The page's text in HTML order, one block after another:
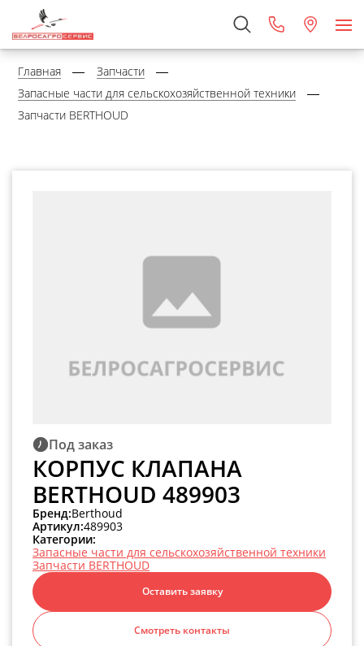
Главная
Запчасти
Запасные части для сельскохозяйственной техники
Запчасти BERTHOUD
Под заказ
КОРПУС КЛАПАНА
BERTHOUD 489903
Бренд:Berthoud
Артикул:489903
Категории:
Запасные части для сельскохозяйственной техники
Запчасти BERTHOUD
Оставить заявку
Смотреть контакты